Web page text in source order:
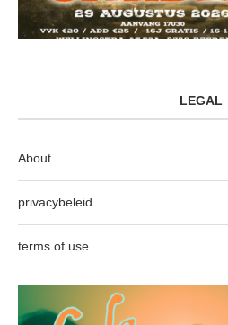
LEGAL
About
privacybeleid
terms of use